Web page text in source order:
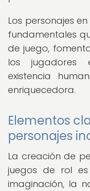
Los personajes
fundamentales
de juego,
los jugadores
existencia
enriquecedora.
Elementos
personajes
La creación de
juegos de rol
imaginación, la